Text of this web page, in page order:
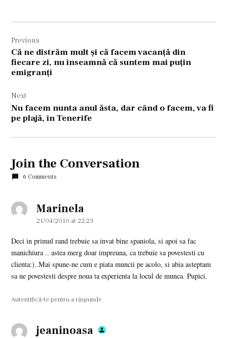
în
articole
Previous
Că ne distrăm mult şi că facem vacanţă din
fiecare zi, nu înseamnă că suntem mai puţin
emigranţi
Next
Nu facem nunta anul ăsta, dar când o facem, va fi
pe plajă, în Tenerife
Join the Conversation
6 Comments
Marinela
21/04/2010 at 22:23
Deci in primul rand trebuie sa invat bine spaniola, si apoi sa fac
manichiura .. astea merg doar impreuna, ca trebuie sa povestesti cu
clienta:)..Mai spune-ne cum e piata muncii pe acolo, si abia asteptam
sa ne povestesti despre noua ta experienta la locul de munca. Pupici.
Autentifică-te pentru a răspunde
jeaninoasa says: